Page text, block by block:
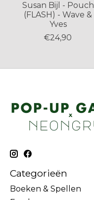
Susan Bijl - Pouch
(FLASH) - Wave &
Yves
€24,90
Categorieën
Boeken & Spellen